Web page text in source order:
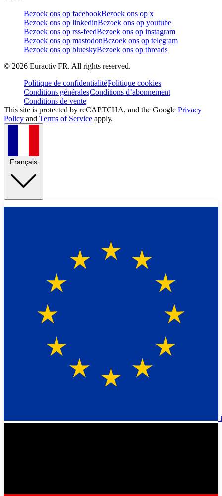
Bezoek ons op facebookBezoek ons op x
Bezoek ons op linkedinBezoek ons op youtube
Bezoek ons op rss-feedBezoek ons op instagram
Bezoek ons op mastodonBezoek ons op telegram
Bezoek ons op blueskyBezoek ons op threads
© 2026 Euractiv FR. All rights reserved.
Politique de confidentialitéPolitique cookies
Conditions généralesConditions d’abonnement
Conditions de vente
This site is protected by reCAPTCHA, and the Google Privacy
Policy and Terms of Service apply.
Français